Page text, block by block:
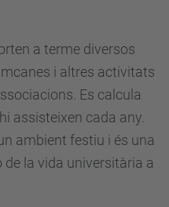
a terme diversos
i altres activitats
Es calcula
assisteixen cada any.
ambient festiu i és una
la vida universitària a